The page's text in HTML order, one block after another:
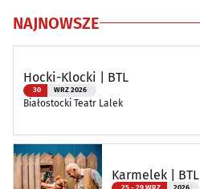
NAJNOWSZE
Hocki-Klocki | BTL
30 WRZ 2026
Białostocki Teatr Lalek
Karmelek | BTL